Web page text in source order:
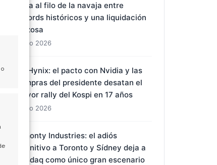
baila al filo de la navaja entre
récords históricos y una liquidación
forzosa
1 Ago 2026
SK Hynix: el pacto con Nvidia y las
compras del presidente desatan el
mayor rally del Kospi en 17 años
1 Ago 2026
Almonty Industries: el adiós
definitivo a Toronto y Sídney deja a
Nasdaq como único gran escenario